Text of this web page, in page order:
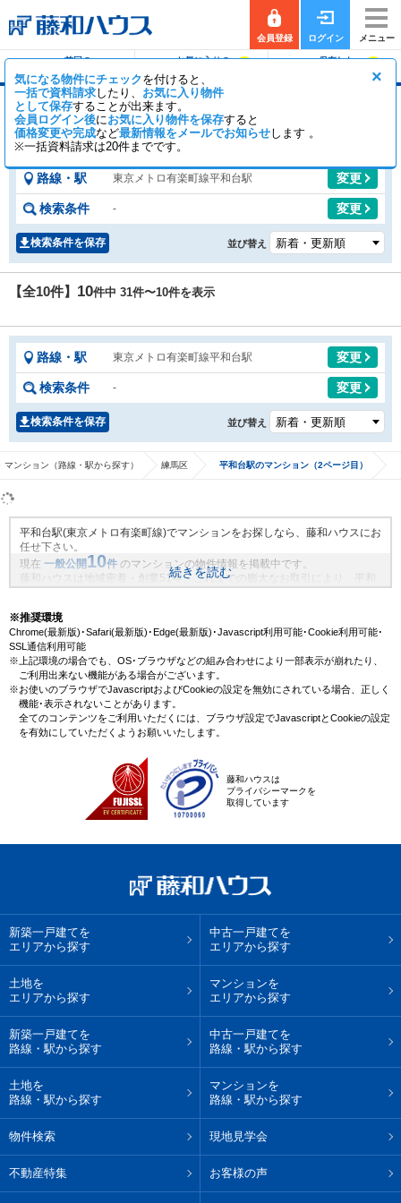
会員登録 ログイン メニュー
前回の
お気に入りの
保存した
×
気になる物件にチェックを付けると、
一括で資料請求したり、 お気に入り物件
として保存することが出来ます。
会員ログイン後にお気に入り物件を保存すると
価格変更や完成など最新情報をメールでお知らせします 。
※一括資料請求は20件までです。
平和台駅のマンション(2ページ)
【全10件】 一般公開10件 会員公開0件
路線・駅 東京メトロ有楽町線平和台駅 変更
検索条件 - 変更
検索条件を保存 並び替え
【全10件】 10件中 31件〜10件を表示
路線・駅 東京メトロ有楽町線平和台駅 変更
検索条件 - 変更
検索条件を保存 並び替え
マンション（路線・駅から探す） 練馬区 平和台駅のマンション（2ページ目）
平和台駅(東京メトロ有楽町線)でマンションをお探しなら、藤和ハウスにお
任せ下さい。
現在 一般公開10件 のマンションの物件情報を掲載中です。
藤和ハウスは地域密着・創業51年、これまでの膨大なお取引により、平和
か？
続きを読む
※推奨環境
Chrome(最新版)･Safari(最新版)･Edge(最新版)･Javascript利用可能･Cookie利用可能･
SSL通信利用可能
※上記環境の場合でも、OS･ブラウザなどの組み合わせにより一部表示が崩れたり、
ご利用出来ない機能がある場合がございます。
※お使いのブラウザでJavascriptおよびCookieの設定を無効にされている場合、正しく
機能･表示されないことがあります。
全てのコンテンツをご利用いただくには、ブラウザ設定でJavascriptとCookieの設定
を有効にしていただくようお願いいたします。
藤和ハウスは
プライバシーマークを
取得しています
新築一戸建てを
エリアから探す
中古一戸建てを
エリアから探す
土地を
エリアから探す
マンションを
エリアから探す
新築一戸建てを
路線・駅から探す
中古一戸建てを
路線・駅から探す
土地を
路線・駅から探す
マンションを
路線・駅から探す
物件検索 現地見学会
不動産特集 お客様の声